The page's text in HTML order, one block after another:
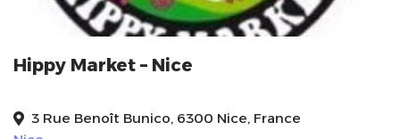
Hippy Market – Nice
3 Rue Benoît Bunico, 6300 Nice, France